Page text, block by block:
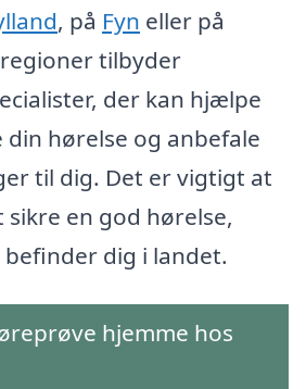
, på Fyn eller på
regioner tilbyder
der kan hjælpe
hørelse og anbefale
til dig. Det er vigtigt at
en god hørelse,
dig i landet.
hjemme hos